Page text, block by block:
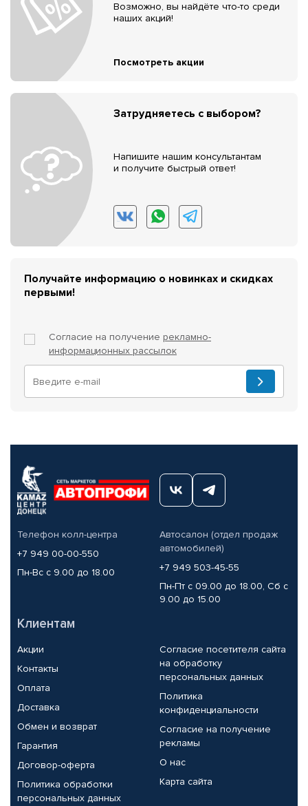
Возможно, вы найдёте что-то среди
наших акций!
Посмотреть акции
Затрудняетесь с выбором?
Напишите нашим консультантам
и получите быстрый ответ!
Получайте информацию о новинках и скидках
первыми!
Согласие на получение рекламно-
информационных рассылок
Телефон колл-центра
+7 949 00-00-550
Пн-Вс с 9.00 до 18.00
Автосалон (отдел продаж
автомобилей)
+7 949 503-45-55
Пн-Пт с 09.00 до 18.00, Сб с
9.00 до 15.00
Клиентам
Акции
Контакты
Оплата
Доставка
Обмен и возврат
Гарантия
Договор-оферта
Политика обработки
персональных данных
Согласие посетителя сайта
на обработку
персональных данных
Политика
конфиденциальности
Согласие на получение
рекламы
О нас
Карта сайта